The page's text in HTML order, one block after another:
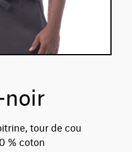
tour de cou
% coton